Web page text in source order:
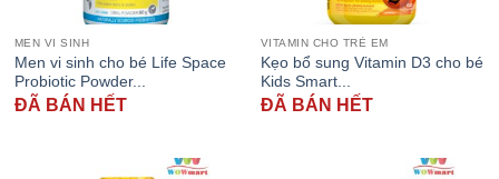
MEN VI SINH
Men vi sinh cho bé Life Space
Probiotic Powder...
ĐÃ BÁN HẾT
VITAMIN CHO TRẺ EM
Kẹo bổ sung Vitamin D3 cho bé
Kids Smart...
ĐÃ BÁN HẾT